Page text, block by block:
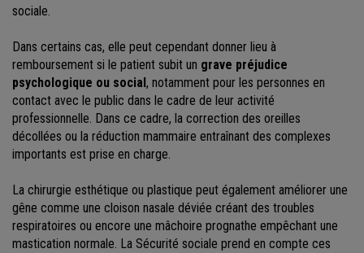
sociale.
Dans certains cas, elle peut cependant donner lieu à
remboursement si le patient subit un grave préjudice
psychologique ou social, notamment pour les personnes en
contact avec le public dans le cadre de leur activité
professionnelle. Dans ce cadre, la correction des oreilles
décollées ou la réduction mammaire entraînant des complexes
importants est prise en charge.
La chirurgie esthétique ou plastique peut également améliorer une
gêne comme une cloison nasale déviée créant des troubles
respiratoires ou encore une mâchoire prognathe empêchant une
mastication normale. La Sécurité sociale prend en compte ces